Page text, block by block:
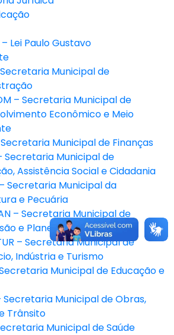
Lei Paulo Gustavo
Secretaria Municipal de
– Secretaria Municipal de
Econômico e Meio
Secretaria Municipal de Finanças
Secretaria Municipal de
Assistência Social e Cidadania
– Secretaria Municipal da
e Pecuária
– Secretaria Municipal de
e Planejamento
– Secretaria Municipal de
Indústria e Turismo
Municipal de Educação e
Secretaria Municipal de Obras,
Trânsito
Municipal de Saúde